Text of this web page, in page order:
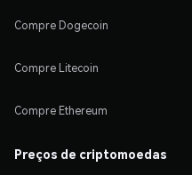
Compre Dogecoin
Compre Litecoin
Compre Ethereum
Preços de criptomoedas